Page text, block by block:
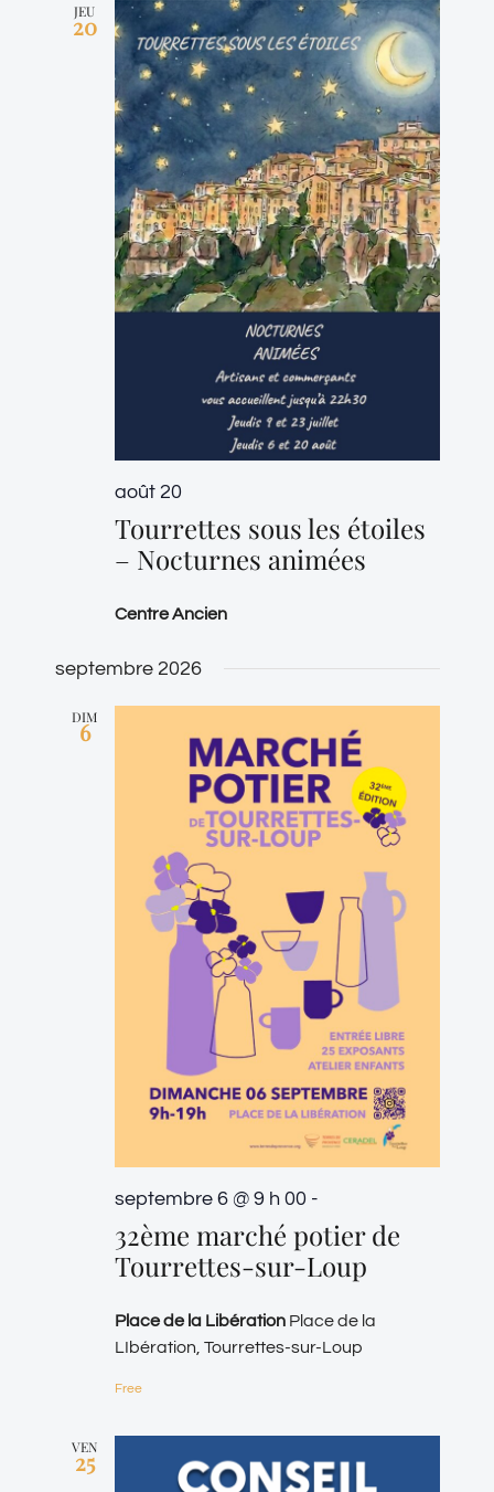
JEU
20
août 20
Tourrettes sous les étoiles
– Nocturnes animées
Centre Ancien
septembre 2026
DIM
6
septembre 6 @ 9 h 00 -
32ème marché potier de
Tourrettes-sur-Loup
Place de la Libération Place de la
LIbération, Tourrettes-sur-Loup
Free
VEN
25